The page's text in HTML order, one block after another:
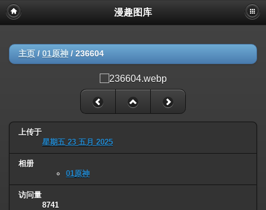
漫趣图库
主页 / 01原神 / 236604
上传于
星期五 23 五月 2025
相册
01原神
访问量
8741